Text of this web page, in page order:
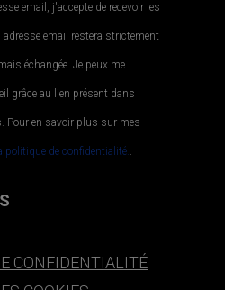
email, j'accepte de recevoir les
email restera strictement
échangée. Je peux me
grâce au lien présent dans
Pour en savoir plus sur mes
politique de confidentialité..
CONFIDENTIALITÉ